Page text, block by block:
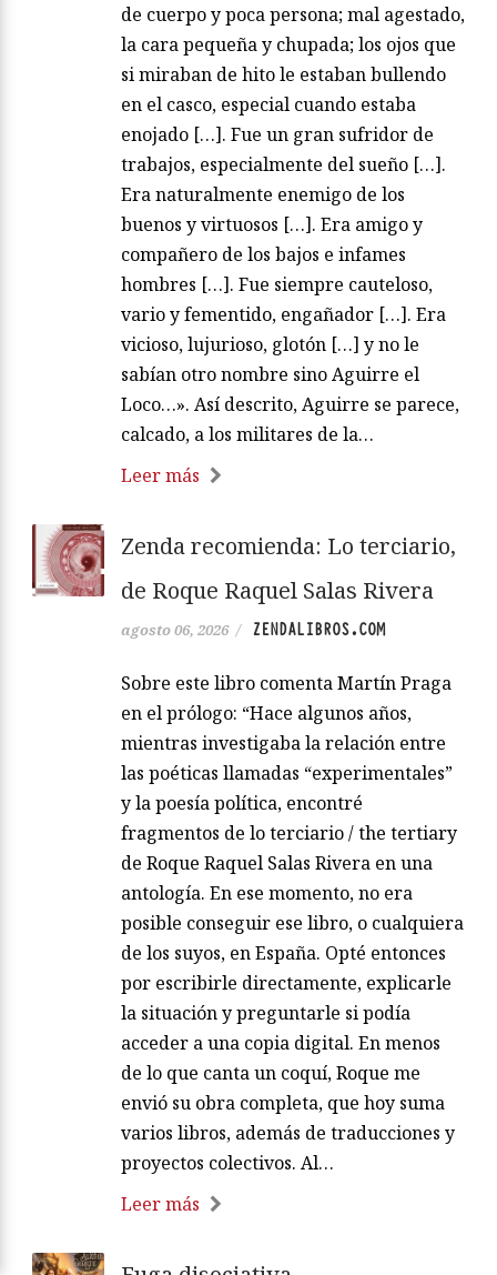
de cuerpo y poca persona; mal agestado,
la cara pequeña y chupada; los ojos que
si miraban de hito le estaban bullendo
en el casco, especial cuando estaba
enojado […]. Fue un gran sufridor de
trabajos, especialmente del sueño […].
Era naturalmente enemigo de los
buenos y virtuosos […]. Era amigo y
compañero de los bajos e infames
hombres […]. Fue siempre cauteloso,
vario y fementido, engañador […]. Era
vicioso, lujurioso, glotón […] y no le
sabían otro nombre sino Aguirre el
Loco…». Así descrito, Aguirre se parece,
calcado, a los militares de la…
Leer más
Zenda recomienda: Lo terciario,
de Roque Raquel Salas Rivera
agosto 06, 2026 / ZENDALIBROS.COM
Sobre este libro comenta Martín Praga
en el prólogo: “Hace algunos años,
mientras investigaba la relación entre
las poéticas llamadas “experimentales”
y la poesía política, encontré
fragmentos de lo terciario / the tertiary
de Roque Raquel Salas Rivera en una
antología. En ese momento, no era
posible conseguir ese libro, o cualquiera
de los suyos, en España. Opté entonces
por escribirle directamente, explicarle
la situación y preguntarle si podía
acceder a una copia digital. En menos
de lo que canta un coquí, Roque me
envió su obra completa, que hoy suma
varios libros, además de traducciones y
proyectos colectivos. Al…
Leer más